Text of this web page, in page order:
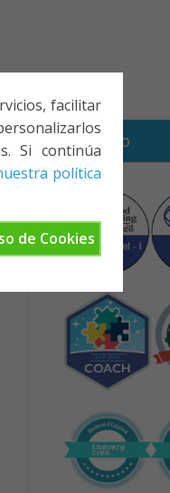
facilitar
Si continúa
política
de Cookies
CONTACTO